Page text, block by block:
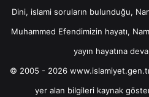
Dini, islami soruların bulunduğu,
Muhammed Efendimizin hayatı,
yayın hayatına
© 2005 - 2026
yer alan bilgileri kaynak